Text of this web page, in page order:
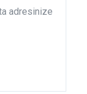
adresinize